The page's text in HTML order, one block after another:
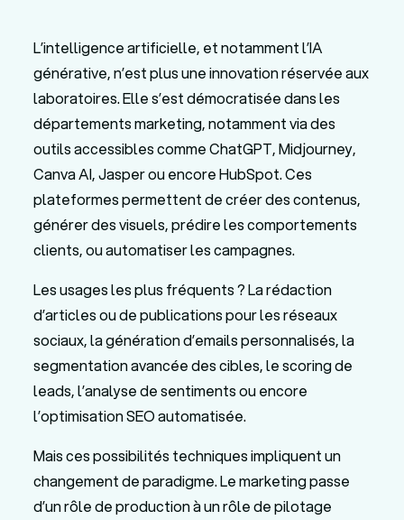
L’intelligence artificielle, et notamment l’IA
générative, n’est plus une innovation réservée aux
laboratoires. Elle s’est démocratisée dans les
départements marketing, notamment via des
outils accessibles comme ChatGPT, Midjourney,
Canva AI, Jasper ou encore HubSpot. Ces
plateformes permettent de créer des contenus,
générer des visuels, prédire les comportements
clients, ou automatiser les campagnes.
Les usages les plus fréquents ? La rédaction
d’articles ou de publications pour les réseaux
sociaux, la génération d’emails personnalisés, la
segmentation avancée des cibles, le scoring de
leads, l’analyse de sentiments ou encore
l’optimisation SEO automatisée.
Mais ces possibilités techniques impliquent un
changement de paradigme. Le marketing passe
d’un rôle de production à un rôle de pilotage